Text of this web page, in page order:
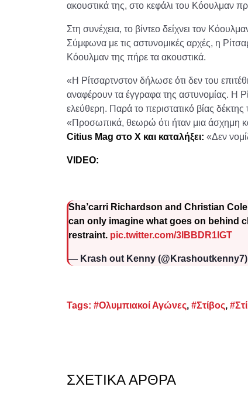
ακουστικά της, στο κεφάλι του Κόουλμαν
Στη συνέχεια, το βίντεο δείχνει τον
Σύμφωνα με τις αστυνομικές αρχές, η
Κόουλμαν της πήρε τα ακουστικά.
«Η Ρίτσαρτνστον δήλωσε ότι δεν του
αναφέρουν τα έγγραφα της αστυνομίας. Η
ελεύθερη. Παρά το περιστατικό βίας
«Προσωπικά, θεωρώ ότι ήταν μια άσχημη
Citius Mag στο X και καταλήξει: «Δεν
VIDEO:
Sha’carri Richardson and Christian
can only imagine what goes on behind
restraint. pic.twitter.com/3lBBDR1lGT
— Krash out Kenny (@Krashoutkenny7)
Tags: #Ολυμπιακοί Αγώνες, #Στίβος,
ΣΧΕΤΙΚΆ ΆΡΘΡΑ